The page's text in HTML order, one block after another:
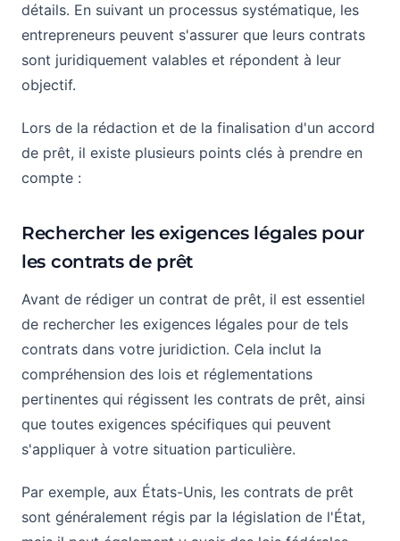
détails. En suivant un processus systématique, les
entrepreneurs peuvent s'assurer que leurs contrats
sont juridiquement valables et répondent à leur
objectif.
Lors de la rédaction et de la finalisation d'un accord
de prêt, il existe plusieurs points clés à prendre en
compte :
Rechercher les exigences légales pour
les contrats de prêt
Avant de rédiger un contrat de prêt, il est essentiel
de rechercher les exigences légales pour de tels
contrats dans votre juridiction. Cela inclut la
compréhension des lois et réglementations
pertinentes qui régissent les contrats de prêt, ainsi
que toutes exigences spécifiques qui peuvent
s'appliquer à votre situation particulière.
Par exemple, aux États-Unis, les contrats de prêt
sont généralement régis par la législation de l'État,